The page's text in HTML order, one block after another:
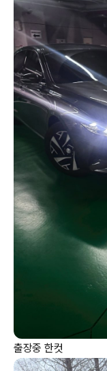
출장중 한컷